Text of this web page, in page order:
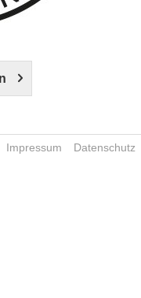
Impressum Datenschutz